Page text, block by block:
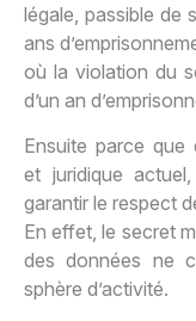
légale, passible de
ans
où la violation du
d’un an
Ensuite parce que
et juridique
garantir le respect
En effet, le secret
des données ne
sphère d’activité.